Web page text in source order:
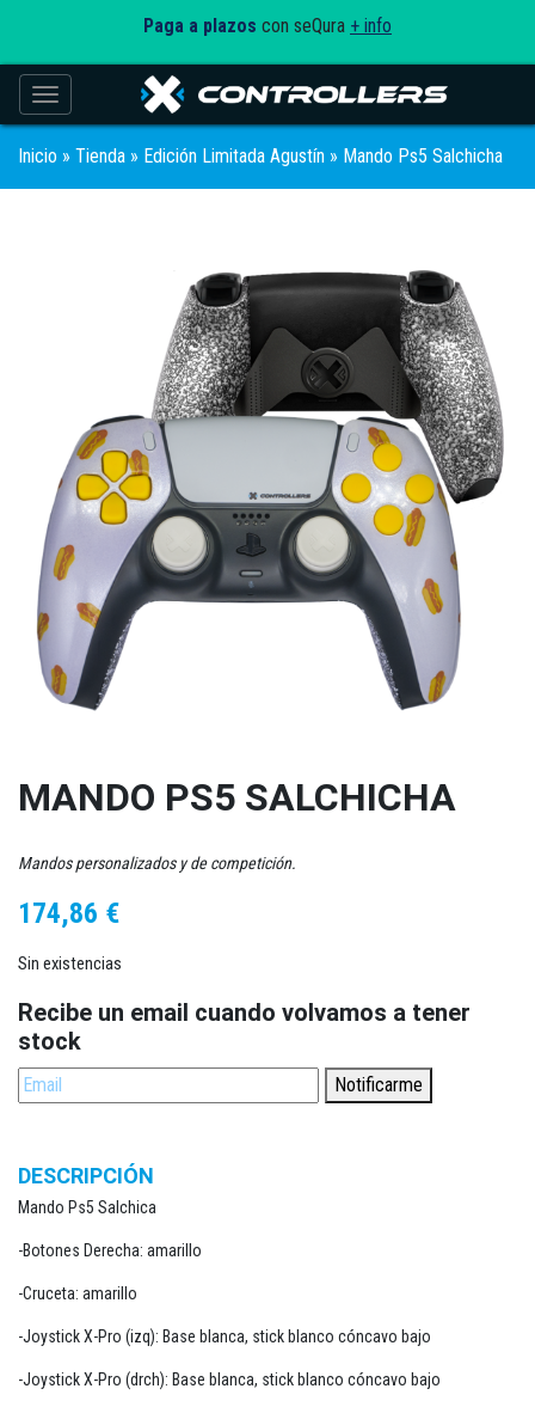
Paga a plazos con seQura + info
Toggle navigation
Inicio » Tienda » Edición Limitada Agustín » Mando Ps5 Salchicha
MANDO PS5 SALCHICHA
Mandos personalizados y de competición.
174,86 €
Sin existencias
Recibe un email cuando volvamos a tener
stock
Notificarme
DESCRIPCIÓN
Mando Ps5 Salchica
-Botones Derecha: amarillo
-Cruceta: amarillo
-Joystick X-Pro (izq): Base blanca, stick blanco cóncavo bajo
-Joystick X-Pro (drch): Base blanca, stick blanco cóncavo bajo